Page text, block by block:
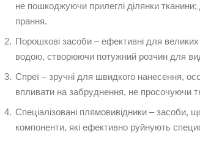
не пошкоджуючи прилеглі ділянки тканини;
прання.
Порошкові засоби – ефективні для
водою, створюючи потужний розчин для
Спреї – зручні для швидкого нанесення,
впливати на забруднення, не просочуючи
Спеціалізовані плямовивідники – засоби,
компоненти, які ефективно руйнують